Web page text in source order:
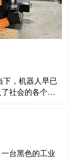
社会的各个角
台黑色的工业